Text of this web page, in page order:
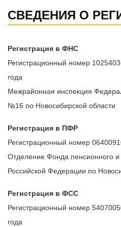
СВЕДЕНИЯ О
Регистрация в ФНС
Регистрационный номер
года
Межрайонная инспекция
№16 по Новосибирской области
Регистрация в ПФР
Регистрационный номер
Отделение Фонда пенсионного и
Российской Федерации по
Регистрация в ФСС
Регистрационный номер
года